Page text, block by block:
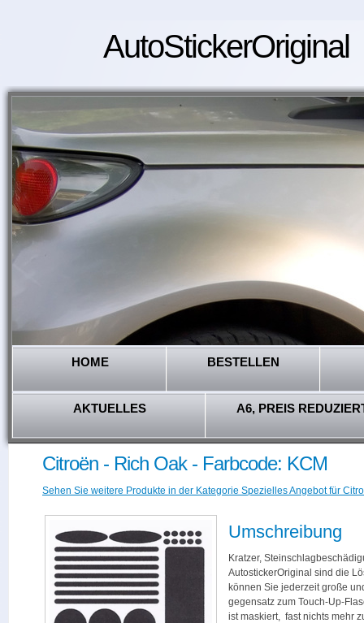
AutoStickerOriginal
HOME BESTELLEN
AKTUELLES A6, PREIS
Citroën - Rich Oak - Farbcode: KCM
Sehen Sie weitere Produkte in der Kategorie Spezielles Angebot für
Umschreibung
Kratzer,
AutostickerOriginal sind die
können Sie jederzeit große
gegensatz zum Touch-Up-
ist maskiert, fast nichts mehr